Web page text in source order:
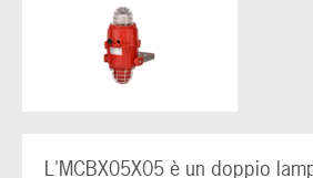
L'MCBX05X05 è un doppio